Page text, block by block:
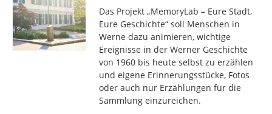
Das Projekt „MemoryLab – Eure Stadt,
Eure Geschichte“ soll Menschen in
Werne dazu animieren, wichtige
Ereignisse in der Werner Geschichte
von 1960 bis heute selbst zu erzählen
und eigene Erinnerungsstücke, Fotos
oder auch nur Erzählungen für die
Sammlung einzureichen.